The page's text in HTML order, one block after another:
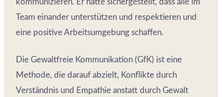
kommunizieren. Er hätte sichergestellt, dass alle im
Team einander unterstützen und respektieren und
eine positive Arbeitsumgebung schaffen.
Die Gewaltfreie Kommunikation (GfK) ist eine
Methode, die darauf abzielt, Konflikte durch
Verständnis und Empathie anstatt durch Gewalt